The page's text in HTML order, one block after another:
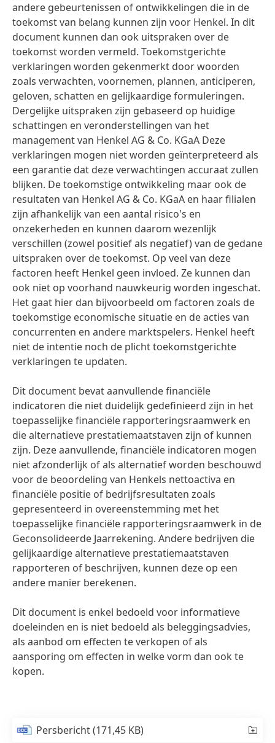
andere gebeurtenissen of ontwikkelingen die in de
toekomst van belang kunnen zijn voor Henkel. In dit
document kunnen dan ook uitspraken over de
toekomst worden vermeld. Toekomstgerichte
verklaringen worden gekenmerkt door woorden
zoals verwachten, voornemen, plannen, anticiperen,
geloven, schatten en gelijkaardige formuleringen.
Dergelijke uitspraken zijn gebaseerd op huidige
schattingen en veronderstellingen van het
management van Henkel AG & Co. KGaA Deze
verklaringen mogen niet worden geïnterpreteerd als
een garantie dat deze verwachtingen accuraat zullen
blijken. De toekomstige ontwikkeling maar ook de
resultaten van Henkel AG & Co. KGaA en haar filialen
zijn afhankelijk van een aantal risico's en
onzekerheden en kunnen daarom wezenlijk
verschillen (zowel positief als negatief) van de gedane
uitspraken over de toekomst. Op veel van deze
factoren heeft Henkel geen invloed. Ze kunnen dan
ook niet op voorhand nauwkeurig worden ingeschat.
Het gaat hier dan bijvoorbeeld om factoren zoals de
toekomstige economische situatie en de acties van
concurrenten en andere marktspelers. Henkel heeft
niet de intentie noch de plicht toekomstgerichte
verklaringen te updaten.
Dit document bevat aanvullende financiële
indicatoren die niet duidelijk gedefinieerd zijn in het
toepasselijke financiële rapporteringsraamwerk en
die alternatieve prestatiemaatstaven zijn of kunnen
zijn. Deze aanvullende, financiële indicatoren mogen
niet afzonderlijk of als alternatief worden beschouwd
voor de beoordeling van Henkels nettoactiva en
financiële positie of bedrijfsresultaten zoals
gepresenteerd in overeenstemming met het
toepasselijke financiële rapporteringsraamwerk in de
Geconsolideerde Jaarrekening. Andere bedrijven die
gelijkaardige alternatieve prestatiemaatstaven
rapporteren of beschrijven, kunnen deze op een
andere manier berekenen.
Dit document is enkel bedoeld voor informatieve
doeleinden en is niet bedoeld als beleggingsadvies,
als aanbod om effecten te verkopen of als
aansporing om effecten in welke vorm dan ook te
kopen.
Persbericht(171,45 KB)